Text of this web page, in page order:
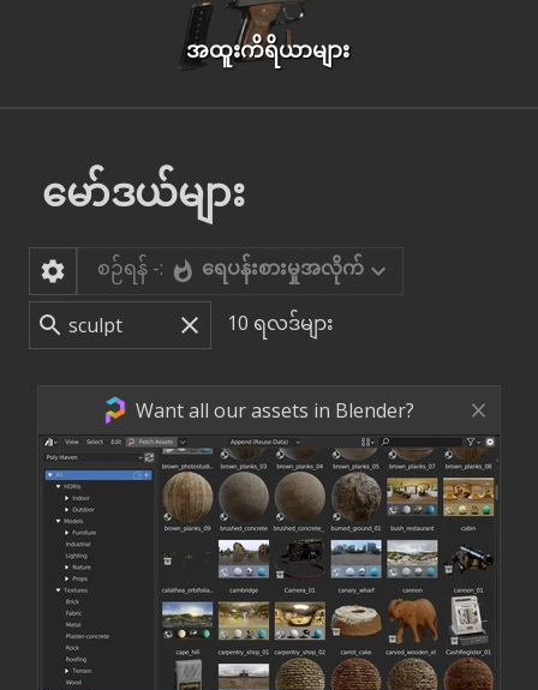
အထူးကိရိယာများ
မော်ဒယ်များ
စဉ်ရန် -: ရေပန်းစားမှုအလိုက်
10 ရလဒ်များ
Want all our assets in Blender?